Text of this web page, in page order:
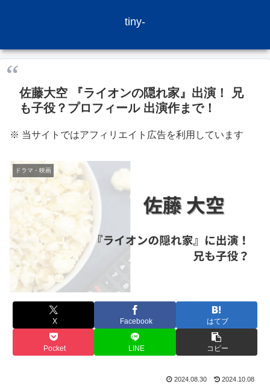
tiny-
佐藤大空 『ライオンの隠れ家』出演！ 兄
も子役？プロフィール 出演作まで！
※ 当サイトではアフィリエイト広告を利用しています
ドラマ・映画
X Facebook はてブ
Pocket LINE コピー
2024.08.30 2024.10.08